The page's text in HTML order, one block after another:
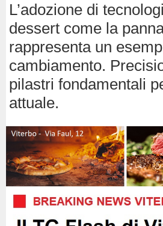
L’adozione di
dessert come la
rappresenta un
cambiamento.
pilastri fondamentali
attuale.